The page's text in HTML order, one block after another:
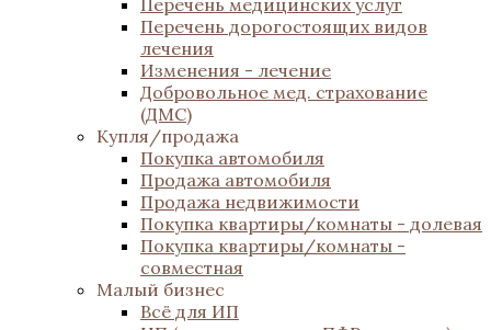
Перечень медицинских услуг
Перечень дорогостоящих видов
лечения
Изменения - лечение
Добровольное мед. страхование
(ДМС)
Купля/продажа
Покупка автомобиля
Продажа автомобиля
Продажа недвижимости
Покупка квартиры/комнаты - долевая
Покупка квартиры/комнаты -
совместная
Малый бизнес
Всё для ИП